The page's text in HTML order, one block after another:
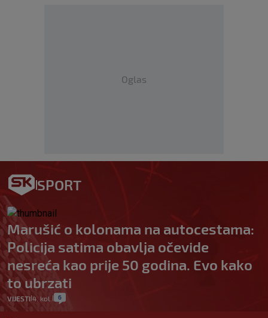
Oglas
SPORT
Marušić o kolonama na autocestama:
Policija satima obavlja očevide
nesreća kao prije 50 godina. Evo kako
to ubrzati
VIJESTI 4. kol. 6